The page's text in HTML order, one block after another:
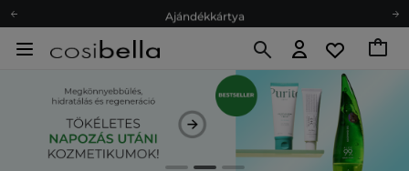
Ajándékkártya
Ingyenes szállítás 15 000 Ft-tól
Ökológia
Ajándékkártya